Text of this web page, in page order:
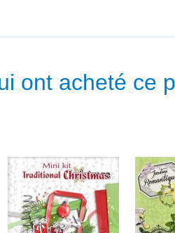
ont acheté ce